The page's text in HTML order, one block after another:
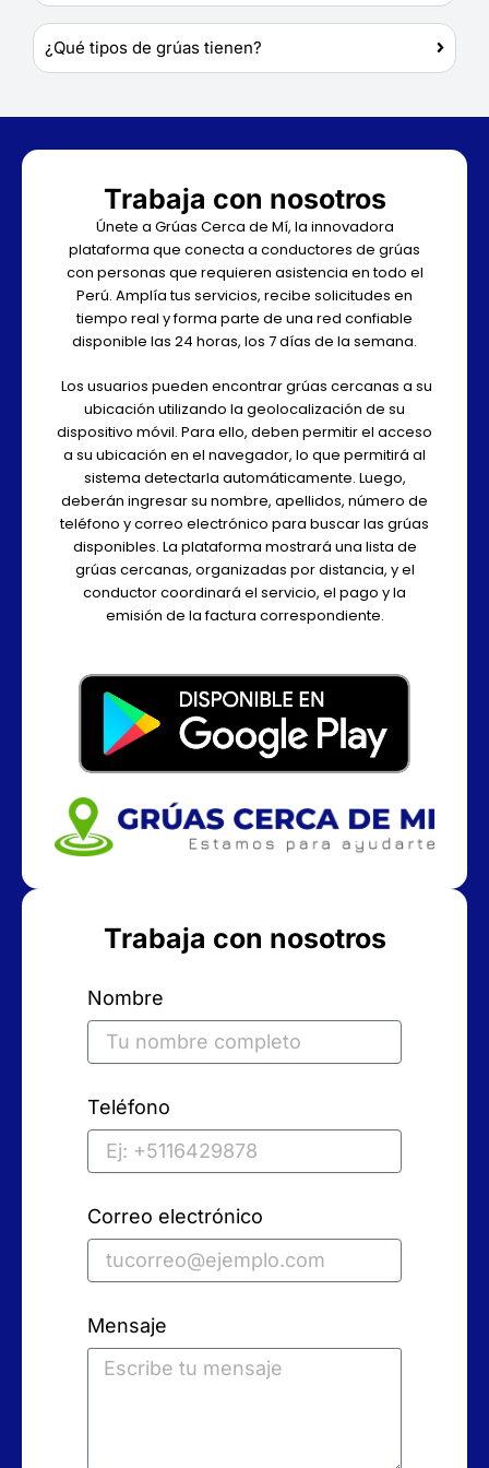
¿Qué tipos de grúas tienen?
Trabaja con nosotros
Únete a Grúas Cerca de Mí, la innovadora
plataforma que conecta a conductores de grúas
con personas que requieren asistencia en todo el
Perú. Amplía tus servicios, recibe solicitudes en
tiempo real y forma parte de una red confiable
disponible las 24 horas, los 7 días de la semana.
Los usuarios pueden encontrar grúas cercanas a su
ubicación utilizando la geolocalización de su
dispositivo móvil. Para ello, deben permitir el acceso
a su ubicación en el navegador, lo que permitirá al
sistema detectarla automáticamente. Luego,
deberán ingresar su nombre, apellidos, número de
teléfono y correo electrónico para buscar las grúas
disponibles. La plataforma mostrará una lista de
grúas cercanas, organizadas por distancia, y el
conductor coordinará el servicio, el pago y la
emisión de la factura correspondiente.
Trabaja con nosotros
Nombre
Teléfono
Correo electrónico
Mensaje